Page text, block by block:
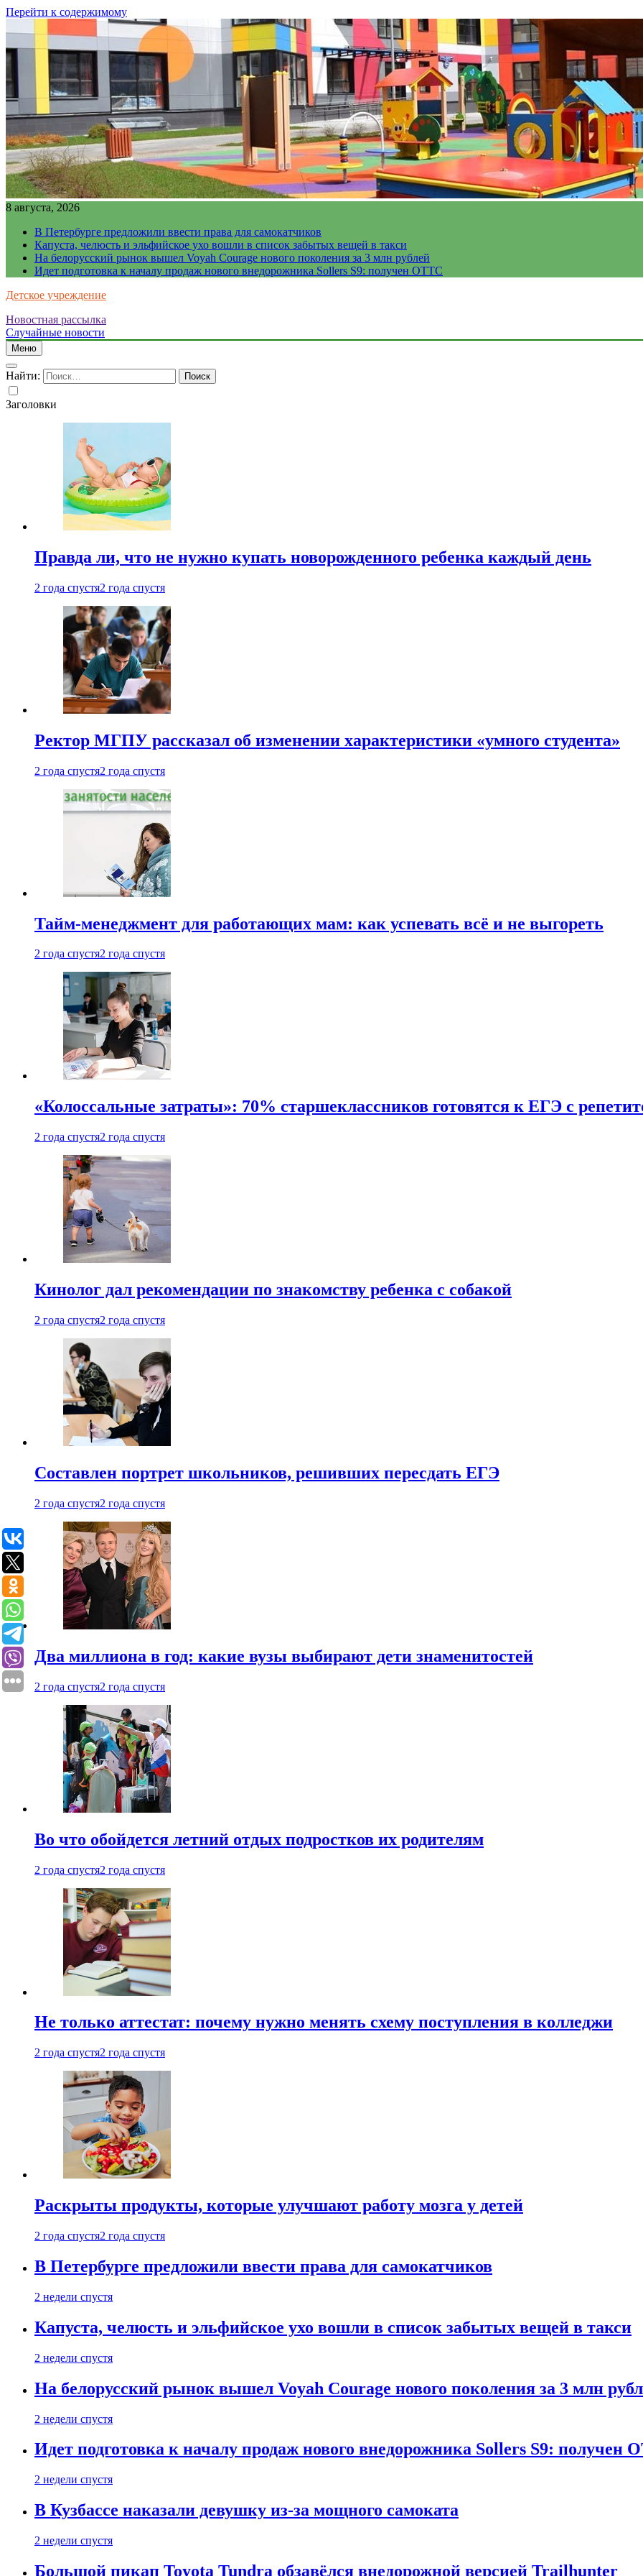
Перейти к содержимому
8 августа, 2026
В Петербурге предложили ввести права для самокатчиков
Капуста, челюсть и эльфийское ухо вошли в список забытых вещей в такси
На белорусский рынок вышел Voyah Courage нового поколения за 3 млн рублей
Идет подготовка к началу продаж нового внедорожника Sollers S9: получен ОТТС
Детское учреждение
Новостная рассылка
Случайные новости
Меню
Найти:
Заголовки
Правда ли, что не нужно купать новорожденного ребенка каждый день
2 года спустя2 года спустя
Ректор МГПУ рассказал об изменении характеристики «умного студента»
2 года спустя2 года спустя
Тайм-менеджмент для работающих мам: как успевать всё и не выгореть
2 года спустя2 года спустя
«Колоссальные затраты»: 70% старшеклассников готовятся к ЕГЭ с
2 года спустя2 года спустя
Кинолог дал рекомендации по знакомству ребенка с собакой
2 года спустя2 года спустя
Составлен портрет школьников, решивших пересдать ЕГЭ
2 года спустя2 года спустя
Два миллиона в год: какие вузы выбирают дети знаменитостей
2 года спустя2 года спустя
Во что обойдется летний отдых подростков их родителям
2 года спустя2 года спустя
Не только аттестат: почему нужно менять схему поступления в колледжи
2 года спустя2 года спустя
Раскрыты продукты, которые улучшают работу мозга у детей
2 года спустя2 года спустя
В Петербурге предложили ввести права для самокатчиков
2 недели спустя
Капуста, челюсть и эльфийское ухо вошли в список забытых вещей в такси
2 недели спустя
На белорусский рынок вышел Voyah Courage нового поколения за 3 млн
2 недели спустя
Идет подготовка к началу продаж нового внедорожника Sollers S9: получен
2 недели спустя
В Кузбассе наказали девушку из-за мощного самоката
2 недели спустя
Большой пикап Toyota Tundra обзавёлся внедорожной версией Trailhunter